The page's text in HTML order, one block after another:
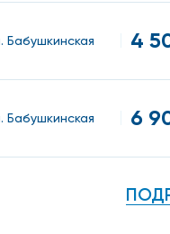
неполадки в
диагноза и
Бабушкинская 4
Бабушкинская 6